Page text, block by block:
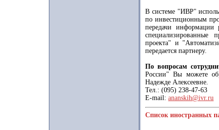
В системе "ИВР"
по инвестиционным
передачи информации
специализированные
проекта" и
передается партнеру.
По вопросам
России" Вы можете
Надежде Алексеевне.
Тел.: (095) 238-47-63
E-mail: ananskih@ivr.ru
Список иностранных